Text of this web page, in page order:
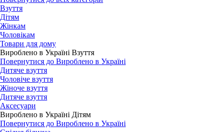
Взуття
Дітям
Жінкам
Чоловікам
Товари для дому
Вироблено в Україні Взуття
Повернутися до Вироблено в Україні
Дитяче взуття
Чоловіче взуття
Жіноче взуття
Дитяче взуття
Аксесуари
Вироблено в Україні Дітям
Повернутися до Вироблено в Україні